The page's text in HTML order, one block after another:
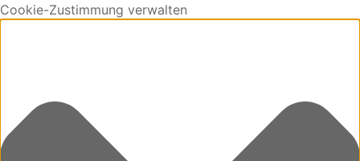
Cookie-Zustimmung verwalten